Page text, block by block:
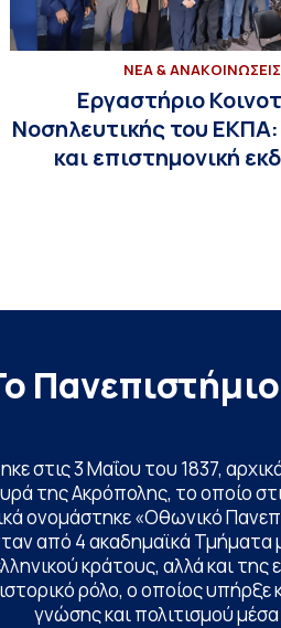
ΝΕΑ & ΑΝΑΚΟΙΝΩΣΕΙΣ
Εργαστήριο
Νοσηλευτικής του ΕΚΠΑ:
και επιστημονική
στις 3 Μαΐου του 1837,
της Ακρόπολης, το οποίο
ονομάστηκε «Οθωνικό
από 4 ακαδημαϊκά
κράτους, αλλά και της
ρόλο, ο οποίος
γνώσης και πολιτισμού